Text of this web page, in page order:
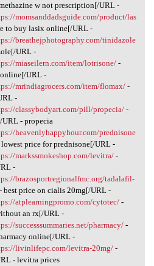
w not prescription[/URL -
momsanddadsguide.com/product/las
to buy lasix online[/URL -
breathejphotography.com/tinidazole
URL -
miaseilern.com/item/lotrisone/-
URL -
mrindiagrocers.com/item/flomax/-
-
classybodyart.com/pill/propecia/-
- propecia
heavenlyhappyhour.com/prednisone
price for prednisone[/URL -
markssmokeshop.com/levitra/-
-
brazosportregionalfmc.org/tadalafil-
best price on cialis 20mg[/URL -
atplearningpromo.com/cytotec/-
an rx[/URL -
successsummaries.net/pharmacy/-
online[/URL -
livinlifepc.com/levitra-20mg/-
- levitra prices